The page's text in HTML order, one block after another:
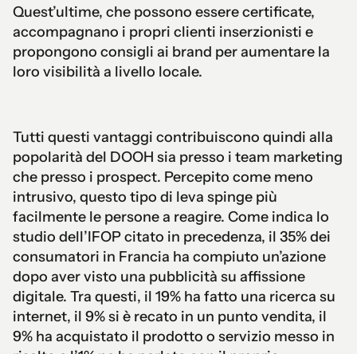
Quest’ultime, che possono essere certificate,
accompagnano i propri clienti inserzionisti e
propongono consigli ai brand per aumentare la
loro visibilità a livello locale.
Tutti questi vantaggi contribuiscono quindi alla
popolarità del DOOH sia presso i team marketing
che presso i prospect. Percepito come meno
intrusivo, questo tipo di leva spinge più
facilmente le persone a reagire. Come indica lo
studio dell’IFOP citato in precedenza, il 35% dei
consumatori in Francia ha compiuto un’azione
dopo aver visto una pubblicità su affissione
digitale. Tra questi, il 19% ha fatto una ricerca su
internet, il 9% si è recato in un punto vendita, il
9% ha acquistato il prodotto o servizio messo in